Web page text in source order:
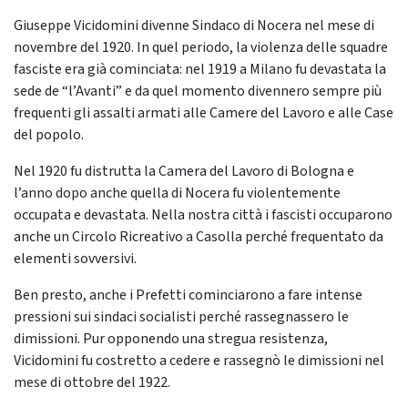
Giuseppe Vicidomini divenne Sindaco di Nocera nel mese di
novembre del 1920. In quel periodo, la violenza delle squadre
fasciste era già cominciata: nel 1919 a Milano fu devastata la
sede de “l’Avanti” e da quel momento divennero sempre più
frequenti gli assalti armati alle Camere del Lavoro e alle Case
del popolo.
Nel 1920 fu distrutta la Camera del Lavoro di Bologna e
l’anno dopo anche quella di Nocera fu violentemente
occupata e devastata. Nella nostra città i fascisti occuparono
anche un Circolo Ricreativo a Casolla perché frequentato da
elementi sovversivi.
Ben presto, anche i Prefetti cominciarono a fare intense
pressioni sui sindaci socialisti perché rassegnassero le
dimissioni. Pur opponendo una stregua resistenza,
Vicidomini fu costretto a cedere e rassegnò le dimissioni nel
mese di ottobre del 1922.